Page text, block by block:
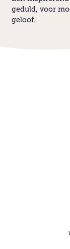
geduld, voor
geloof.